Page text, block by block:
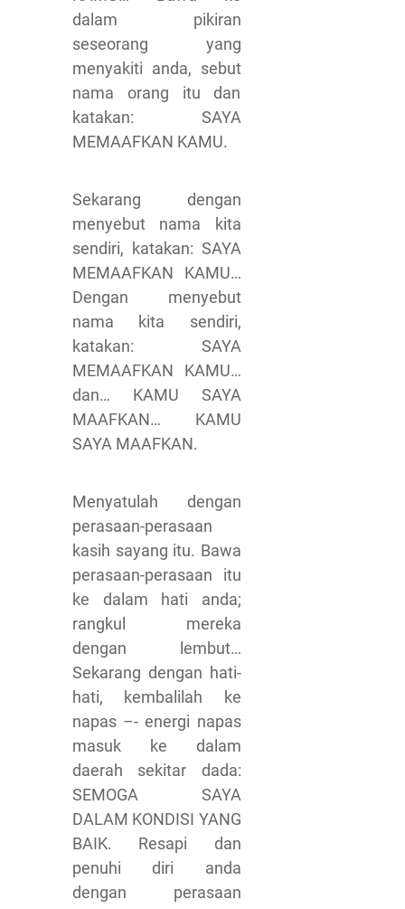
dalam pikiran
seseorang yang
menyakiti anda, sebut
nama orang itu dan
katakan: SAYA
MEMAAFKAN KAMU.
Sekarang dengan
menyebut nama kita
sendiri, katakan: SAYA
MEMAAFKAN KAMU…
Dengan menyebut
nama kita sendiri,
katakan: SAYA
MEMAAFKAN KAMU…
dan… KAMU SAYA
MAAFKAN… KAMU
SAYA MAAFKAN.
Menyatulah dengan
perasaan-perasaan
kasih sayang itu. Bawa
perasaan-perasaan itu
ke dalam hati anda;
rangkul mereka
dengan lembut…
Sekarang dengan hati-
hati, kembalilah ke
napas –- energi napas
masuk ke dalam
daerah sekitar dada:
SEMOGA SAYA
DALAM KONDISI YANG
BAIK. Resapi dan
penuhi diri anda
dengan perasaan